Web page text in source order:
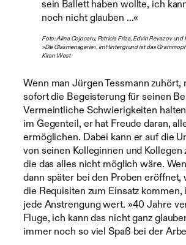
sein Ballett haben wollte, ich
noch nicht glauben …«
Foto: Alina Cojocaru, Patricia Friza, Edvin Revazov und
»Die Glasmenagerie«, im Hintergrund ist das
Kiran West
Wenn man Jürgen Tessmann zuhört,
sofort die Begeisterung für seinen
Vermeintliche Schwierigkeiten
im Gegenteil, er hat Freude daran,
ermöglichen. Dabei kann er auf die
von seinen Kolleginnen und Kollegen
die das alles nicht möglich wäre.
dann später bei den Proben eröffnet,
die Requisiten zum Einsatz kommen,
jede Anstrengung wert. »40 Jahre
Fluge, ich kann das nicht ganz
immer noch so viel Spaß bei der